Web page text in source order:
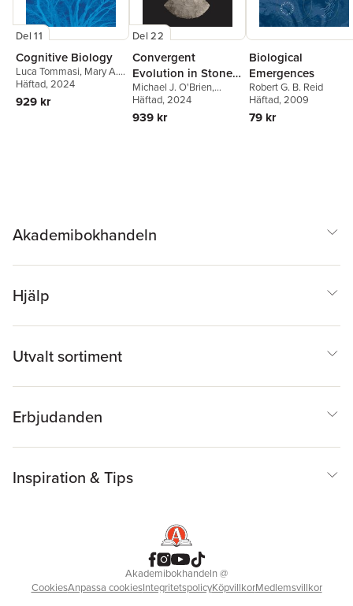
Del 11
Cognitive Biology
Luca Tommasi, Mary A.
Peterson,Lynn Nadel
Häftad, 2024
929 kr
Del 22
Convergent
Evolution in Stone-
Tool Technology
Michael J. O'Brien,
Briggs Buchanan
I. Eren
Häftad, 2024
939 kr
Biological
Emergences
Robert G. B. Reid
Häftad, 2009
79 kr
Akademibokhandeln
Hjälp
Utvalt sortiment
Erbjudanden
Inspiration & Tips
Akademibokhandeln@
CookiesAnpassa cookiesIntegritetspolicyKöpvillkorMedlemsvillkor